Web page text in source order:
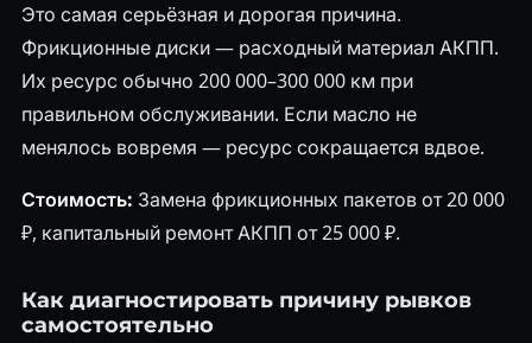
Это самая серьёзная и дорогая причина.
Фрикционные диски — расходный материал АКПП.
Их ресурс обычно 200 000–300 000 км при
правильном обслуживании. Если масло не
менялось вовремя — ресурс сокращается вдвое.
Стоимость: Замена фрикционных пакетов от 20 000
₽, капитальный ремонт АКПП от 25 000 ₽.
Как диагностировать причину рывков
самостоятельно